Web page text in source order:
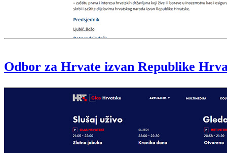
Odbor za Hrvate izvan Republike